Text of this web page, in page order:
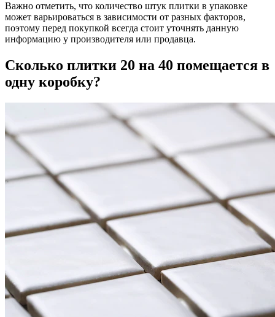
Важно отметить, что количество штук плитки в упаковке
может варьироваться в зависимости от разных факторов,
поэтому перед покупкой всегда стоит уточнять данную
информацию у производителя или продавца.
Сколько плитки 20 на 40 помещается в
одну коробку?